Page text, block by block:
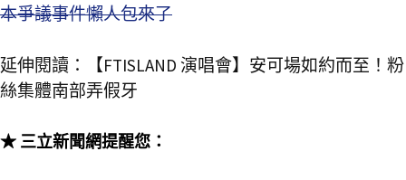
本爭議事件懶人包來了
延伸閱讀：
【FTISLAND 演唱會】安可場如約而至！粉
絲集體南部弄假牙
★ 三立新聞網提醒您：